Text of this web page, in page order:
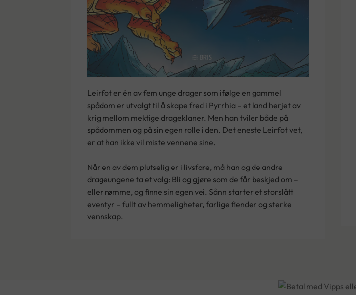
Leirfot er én av fem unge drager som ifølge en gammel
spådom er utvalgt til å skape fred i Pyrrhia – et land herjet av
krig mellom mektige drageklaner. Men han tviler både på
spådommen og på sin egen rolle i den. Det eneste Leirfot vet,
er at han ikke vil miste vennene sine.
Når en av dem plutselig er i livsfare, må han og de andre
drageungene ta et valg: Bli og gjøre som de får beskjed om –
eller rømme, og finne sin egen vei. Sånn starter et storslått
eventyr – fullt av hemmeligheter, farlige fiender og sterke
vennskap.